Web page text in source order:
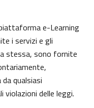
e-Learning
i servizi e gli
stessa, sono fornite
qualsiasi
violazioni delle leggi.